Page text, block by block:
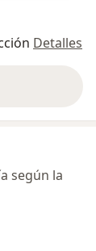
Detalles
según la